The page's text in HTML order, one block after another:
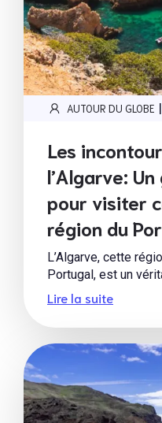
AUTOUR DU GLOBE |
Les
l’Algarve:
pour visiter
région du
L’Algarve, cette
Portugal, est un
Lire la suite